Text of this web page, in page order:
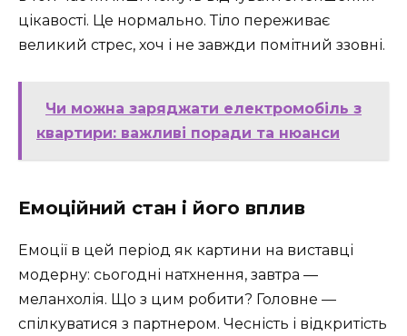
цікавості. Це нормально. Тіло переживає
великий стрес, хоч і не завжди помітний ззовні.
Чи можна заряджати електромобіль з
квартири: важливі поради та нюанси
Емоційний стан і його вплив
Емоції в цей період як картини на виставці
модерну: сьогодні натхнення, завтра —
меланхолія. Що з цим робити? Головне —
спілкуватися з партнером. Чесність і відкритість